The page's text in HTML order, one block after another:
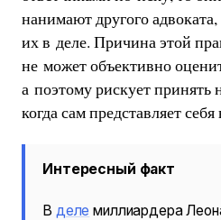
нанимают другого
их в деле. Причина этой
не может объективно
а поэтому рискует принять
когда сам представляет
Интересный факт
В деле миллиардера